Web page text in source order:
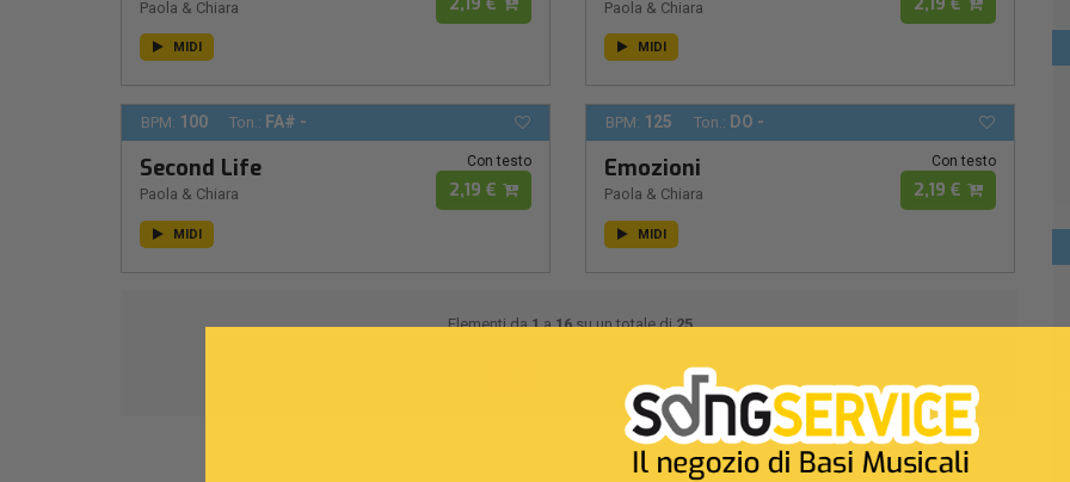
Paola & Chiara
MIDI
Paola & Chiara
MIDI
BPM: 100 Ton.: FA# -
Second Life
Paola & Chiara
Con testo
2,19 €
MIDI
BPM: 125 Ton.: DO -
Emozioni
Paola & Chiara
Con testo
2,19 €
MIDI
Elementi da1a16su un totale di25